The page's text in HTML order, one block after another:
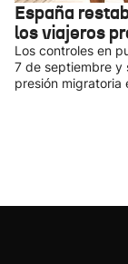
España
los viajeros
Los controles en
7 de septiembre y
presión migratoria